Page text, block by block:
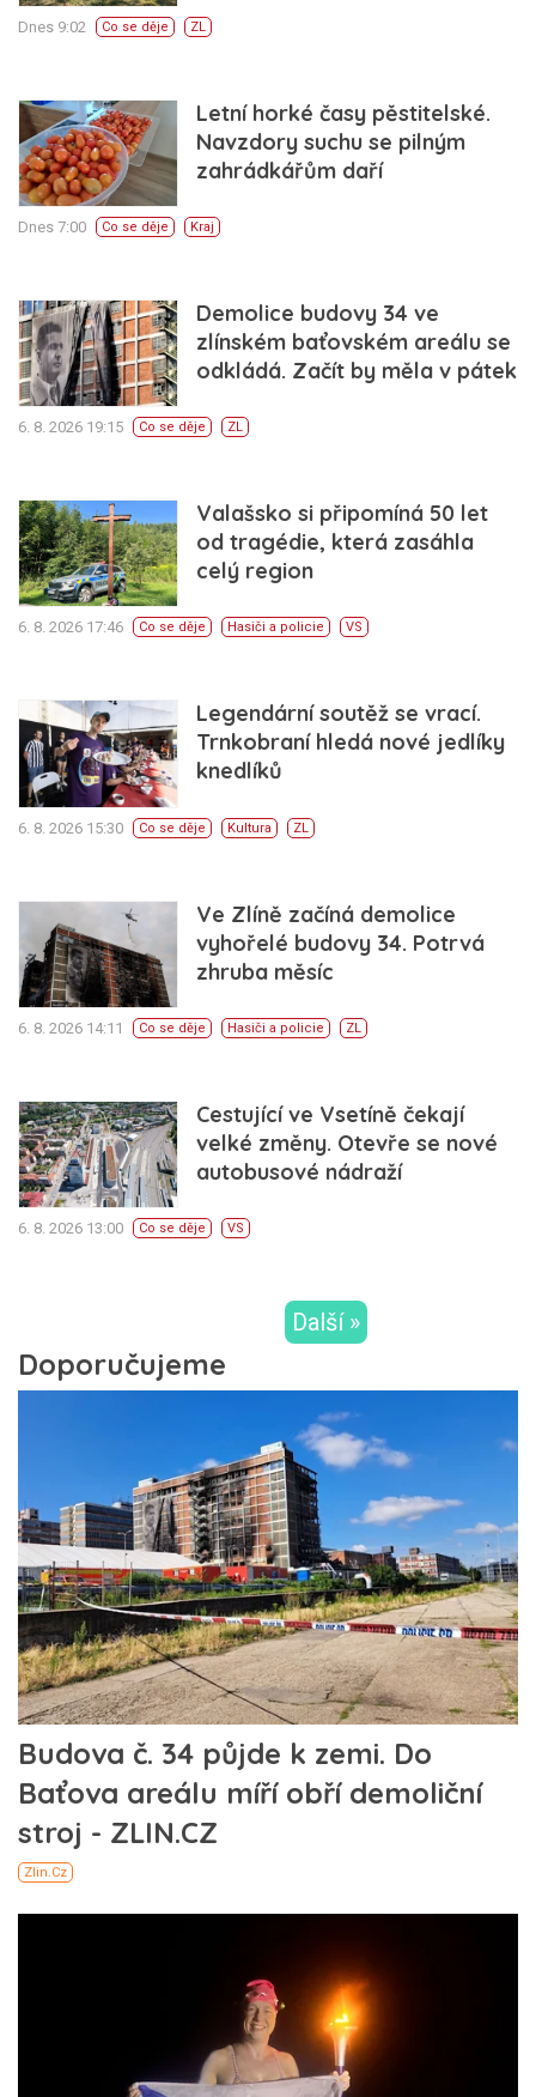
Dnes 9:02 Co se děje ZL
Letní horké časy pěstitelské.
Navzdory suchu se pilným
zahrádkářům daří
Dnes 7:00 Co se děje Kraj
Demolice budovy 34 ve
zlínském baťovském areálu se
odkládá. Začít by měla v pátek
6. 8. 2026 19:15 Co se děje ZL
Valašsko si připomíná 50 let
od tragédie, která zasáhla
celý region
6. 8. 2026 17:46 Co se děje Hasiči a policie VS
Legendární soutěž se vrací.
Trnkobraní hledá nové jedlíky
knedlíků
6. 8. 2026 15:30 Co se děje Kultura ZL
Ve Zlíně začíná demolice
vyhořelé budovy 34. Potrvá
zhruba měsíc
6. 8. 2026 14:11 Co se děje Hasiči a policie ZL
Cestující ve Vsetíně čekají
velké změny. Otevře se nové
autobusové nádraží
6. 8. 2026 13:00 Co se děje VS
Další »